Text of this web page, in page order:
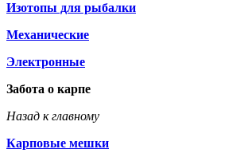
Изотопы для рыбалки
Механические
Электронные
Забота о карпе
Назад к главному
Карповые мешки